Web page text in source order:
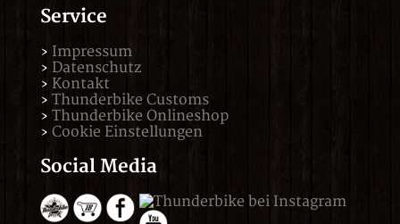
Service
Impressum
Datenschutz
Kontakt
Thunderbike Customs
Thunderbike Onlineshop
Cookie Einstellungen
Social Media